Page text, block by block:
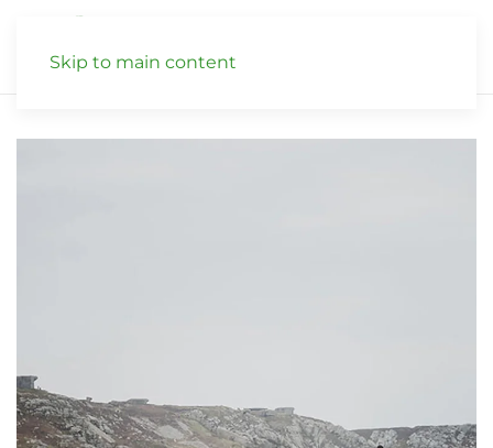
Skip to main content